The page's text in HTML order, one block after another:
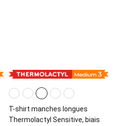
T-shirt manches longues
Thermolactyl Sensitive, biais